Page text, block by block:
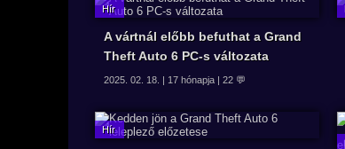
A vártnál előbb befuthat a Grand
Theft Auto 6 PC-s változata
2025. 02. 18. | 17 hónapja | 22 💬